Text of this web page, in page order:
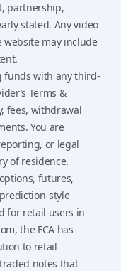
partnership,
stated. Any video
may include
funds with any third-
Terms &
fees, withdrawal
You are
or legal
of residence.
futures,
style
for retail users in
the FCA has
to retail
notes that